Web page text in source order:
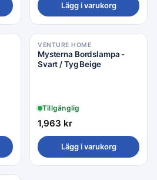
Lägg i varukorg
VENTURE HOME
Mysterna Bordslampa -
Svart / Tyg Beige
Tillgänglig
1,963 kr
Lägg i varukorg